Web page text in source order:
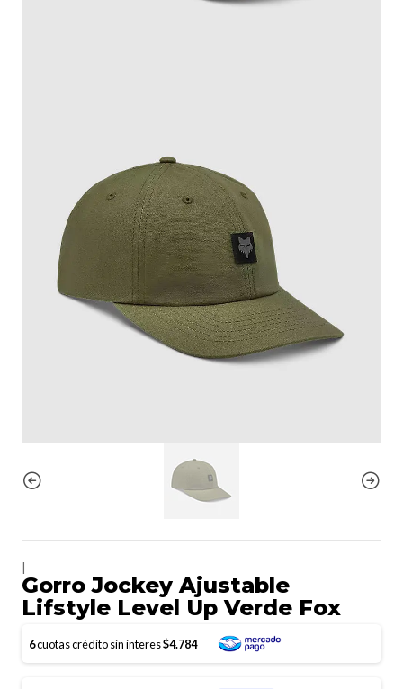
Gorro Jockey Ajustable
Lifstyle Level Up Verde Fox
6cuotas crédito sin interes$4.784